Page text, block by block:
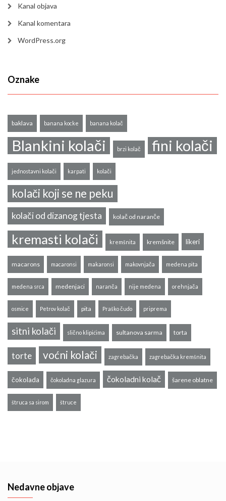
Kanal objava
Kanal komentara
WordPress.org
Oznake
baklava banana kocke banana kolač
Blankini kolači brzi kolač fini kolači
jednostavni kolači karpati kolači
kolači koji se ne peku
kolači od dizanog tjesta kolač od naranče
kremasti kolači kremšnita kremšnite likeri
macarons macaronsi makaronsi makovnjača medena pita
medena srca medenjaci naranča nije medena orehnjača
osmice Petrov kolač pita Praško čudo priprema
sitni kolači slično klipićima sultanova sarma torta
torte voćni kolači zagrebačka zagrebačka kremšnita
čokolada čokoladna glazura čokoladni kolač šarene oblatne
štruca sa sirom štruce
Nedavne objave